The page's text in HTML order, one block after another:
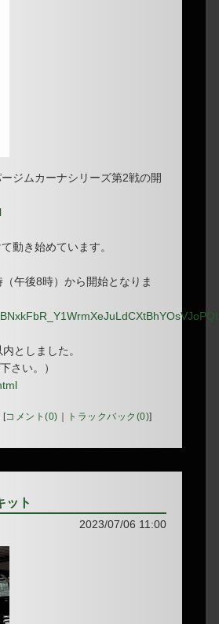
ジムカーナシリーズ第2戦の開
動き始めています。
午後8時）から開始となりま
としました。
さい。）
[コメント(0) トラックバック(0)]
ット
2023/07/06 11:00